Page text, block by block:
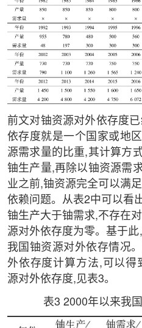
前文对铀资源对外依存度
依存度就是一个国家或地
源需求量的比重,其计算方
铀生产量,再除以铀资源需
业之前,铀资源完全可以满
依赖问题。从表2中可以看
铀生产大于铀需求,不存在
源对外依存度为零。基于
我国铀资源对外依存情况
外依存度计算方法,可以
源对外依存度,见表3。
表3 2000年以来我